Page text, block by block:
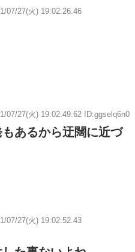
07/27(火) 19:02:26.46
07/27(火) 19:02:49.62 ID:ggselq6n0
あるから迂闊に近づ
07/27(火) 19:02:52.43